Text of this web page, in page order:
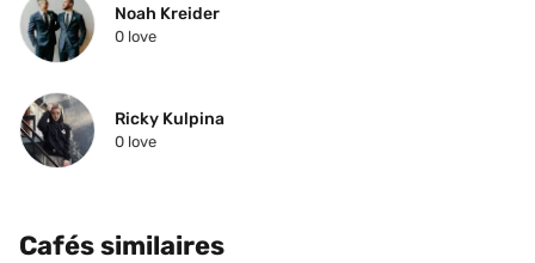
Noah Kreider
0 love
Ricky Kulpina
0 love
Cafés similaires